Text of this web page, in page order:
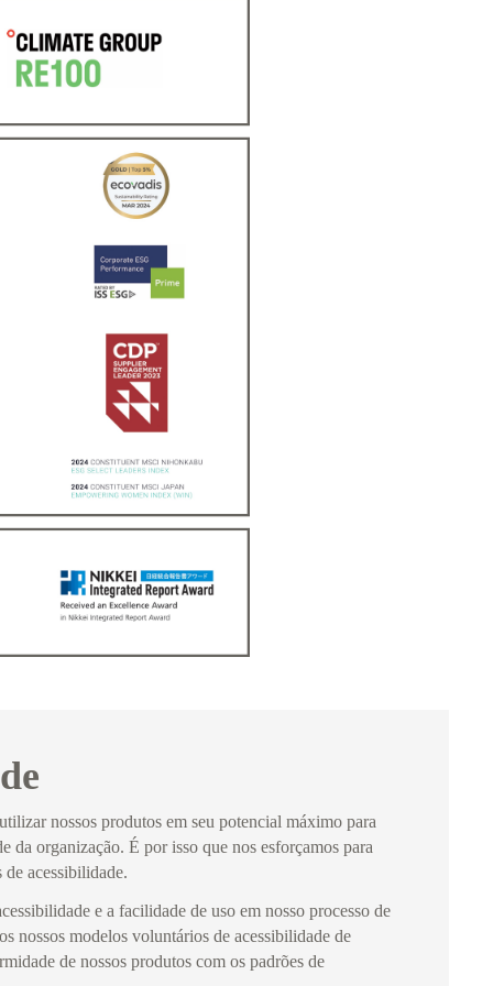
nossos produtos em seu potencial máximo para
da organização. É por isso que nos esforçamos para
acessibilidade.
e a facilidade de uso em nosso processo de
nossos modelos voluntários de acessibilidade de
de nossos produtos com os padrões de